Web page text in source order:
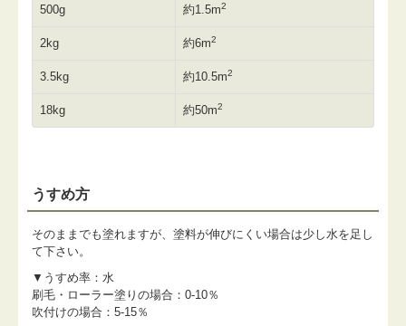
500g 約1.5m2
2kg 約6m2
3.5kg 約10.5m2
18kg 約50m2
うすめ方
そのままでも塗れますが、塗料が伸びにくい場合は少し水を足し
て下さい。
▼うすめ率：水
刷毛・ローラー塗りの場合：0-10％
吹付けの場合：5-15％